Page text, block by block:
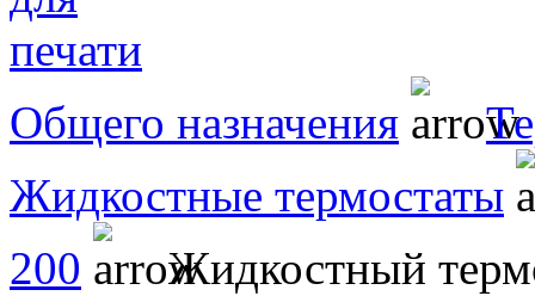
Общего назначения
Жидкостные термостаты
200
Жидкостный